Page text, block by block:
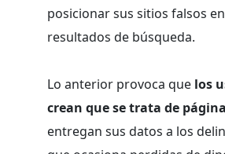
posicionar sus sitios falsos
resultados de búsqueda.
Lo anterior provoca que los
crean que se trata de
entregan sus datos a los